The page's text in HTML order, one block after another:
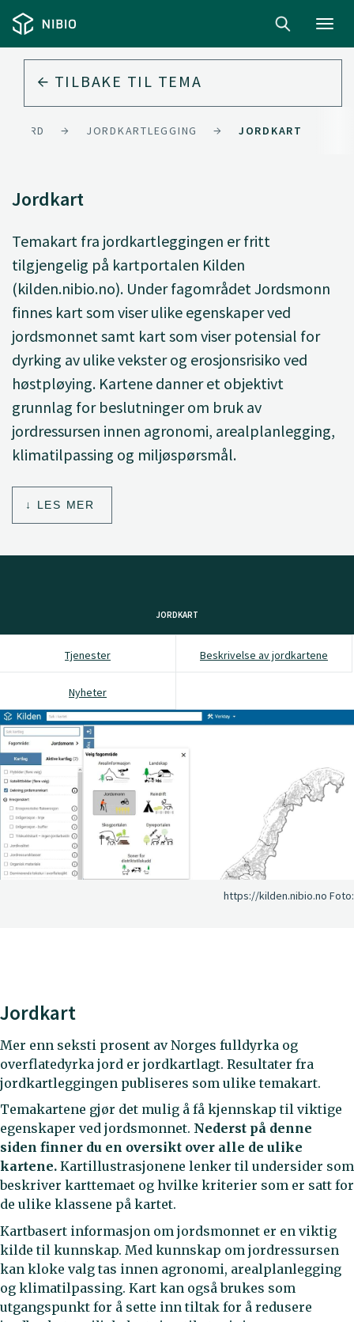
TILBAKE TIL TEMA
JORD JORDKARTLEGGING JORDKART
Jordkart
Temakart fra jordkartleggingen er fritt
tilgjengelig på kartportalen Kilden
(kilden.nibio.no). Under fagområdet Jordsmonn
finnes kart som viser ulike egenskaper ved
jordsmonnet samt kart som viser potensial for
dyrking av ulike vekster og erosjonsrisiko ved
høstpløying. Kartene danner et objektivt
grunnlag for beslutninger om bruk av
jordressursen innen agronomi, arealplanlegging,
klimatilpassing og miljøspørsmål.
LES MER
JORDKART
Tjenester Beskrivelse av jordkartene
Nyheter
https://kilden.nibio.no Foto:
Jordkart
Mer enn seksti prosent av Norges fulldyrka og
overflatedyrka jord er jordkartlagt. Resultater fra
jordkartleggingen publiseres som ulike temakart.
Temakartene gjør det mulig å få kjennskap til viktige
egenskaper ved jordsmonnet. Nederst på denne
siden finner du en oversikt over alle de ulike
kartene. Kartillustrasjonene lenker til undersider som
beskriver karttemaet og hvilke kriterier som er satt for
de ulike klassene på kartet.
Kartbasert informasjon om jordsmonnet er en viktig
kilde til kunnskap. Med kunnskap om jordressursen
kan kloke valg tas innen agronomi, arealplanlegging
og klimatilpassing. Kart kan også brukes som
utgangspunkt for å sette inn tiltak for å redusere